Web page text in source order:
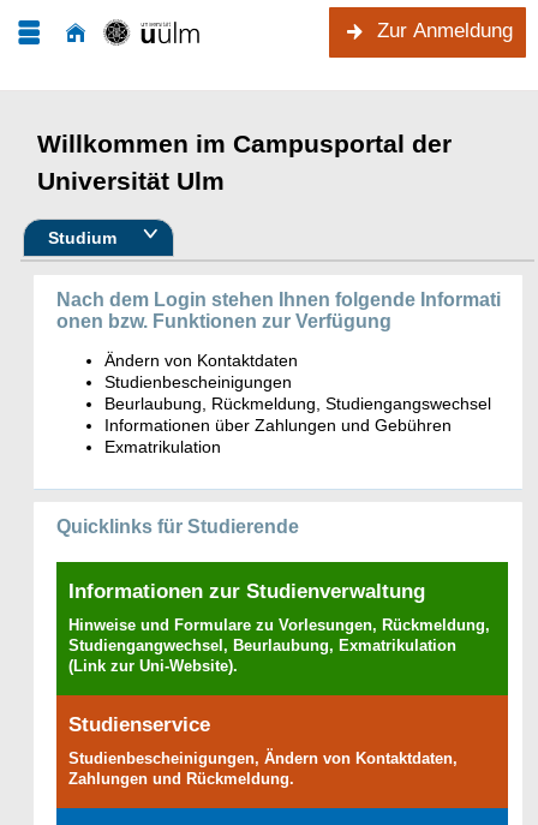
Zur Anmeldung
Willkommen im Campusportal der
Universität Ulm
Studium
Nach dem Login stehen Ihnen folgende Informati
onen bzw. Funktionen zur Verfügung
Ändern von Kontaktdaten
Studienbescheinigungen
Beurlaubung, Rückmeldung, Studiengangswechsel
Informationen über Zahlungen und Gebühren
Exmatrikulation
Quicklinks für Studierende
Informationen zur Studienverwaltung
Hinweise und Formulare zu Vorlesungen, Rückmeldung,
Studiengangwechsel, Beurlaubung, Exmatrikulation
(Link zur Uni-Website).
Studienservice
Studienbescheinigungen, Ändern von Kontaktdaten,
Zahlungen und Rückmeldung.